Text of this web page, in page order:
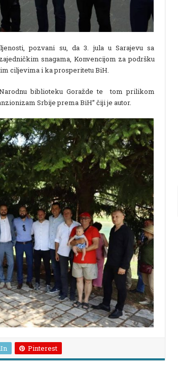
pozvani su, da 3. jula u Sarajevu sa
snagama, Konvencijom za podršku
ciljevima i ka prosperitetu BiH.
biblioteku Goražde te tom prilikom
Srbije prema BiH” čiji je autor.
Pinterest